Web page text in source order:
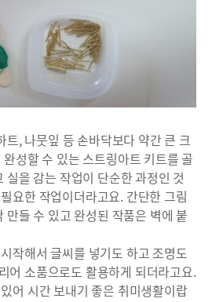
트, 나뭇잎 등 손바닥보다 약간 큰 크
성할 수 있는 스트링아트 키트를 골
실을 감는 작업이 단순한 과정인 것
요한 작업이더라고요. 간단한 그림
만들 수 있고 완성된 작품은 벽에 붙
작해서 글씨를 넣기도 하고 조명도
어 소품으로도 활용하게 되더라고요.
어 시간 보내기 좋은 취미생활이랍